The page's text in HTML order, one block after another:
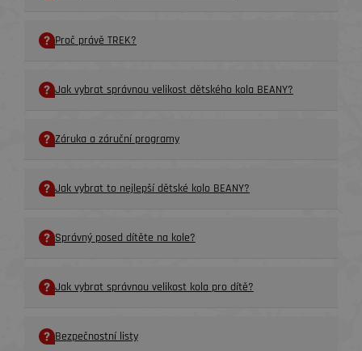
Proč právě TREK?
Jak vybrat správnou velikost dětského kola BEANY?
Záruka a záruční programy
Jak vybrat to nejlepší dětské kolo BEANY?
Správný posed dítěte na kole?
Jak vybrat správnou velikost kola pro dítě?
Bezpečnostní listy